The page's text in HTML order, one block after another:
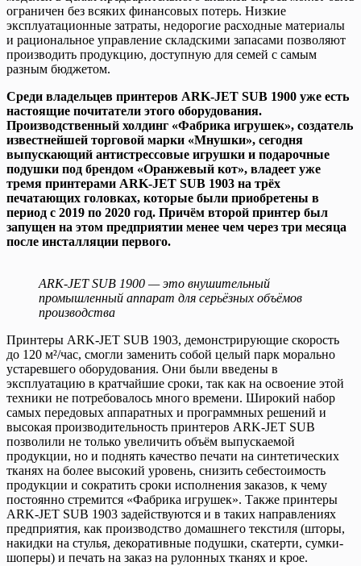
ограничен без всяких финансовых потерь. Низкие
эксплуатационные затраты, недорогие расходные материалы
и рациональное управление складскими запасами позволяют
производить продукцию, доступную для семей с самым
разным бюджетом.
Среди владельцев принтеров ARK-JET SUB 1900 уже есть
настоящие почитатели этого оборудования.
Производственный холдинг «Фабрика игрушек», создатель
известнейшей торговой марки «Мнушки», сегодня
выпускающий антистрессовые игрушки и подарочные
подушки под брендом «Оранжевый кот», владеет уже
тремя принтерами ARK-JET SUB 1903 на трёх
печатающих головках, которые были приобретены в
период с 2019 по 2020 год. Причём второй принтер был
запущен на этом предприятии менее чем через три месяца
после инсталляции первого.
АRK-JET SUB 1900 — это внушительный
промышленный аппарат для серьёзных объёмов
производства
Принтеры ARK-JET SUB 1903, демонстрирующие скорость
до 120 м²/час, смогли заменить собой целый парк морально
устаревшего оборудования. Они были введены в
эксплуатацию в кратчайшие сроки, так как на освоение этой
техники не потребовалось много времени. Широкий набор
самых передовых аппаратных и программных решений и
высокая производительность принтеров ARK-JET SUB
позволили не только увеличить объём выпускаемой
продукции, но и поднять качество печати на синтетических
тканях на более высокий уровень, снизить себестоимость
продукции и сократить сроки исполнения заказов, к чему
постоянно стремится «Фабрика игрушек». Также принтеры
ARK-JET SUB 1903 задействуются и в таких направлениях
предприятия, как производство домашнего текстиля (шторы,
накидки на стулья, декоративные подушки, скатерти, сумки-
шоперы) и печать на заказ на рулонных тканях и крое.